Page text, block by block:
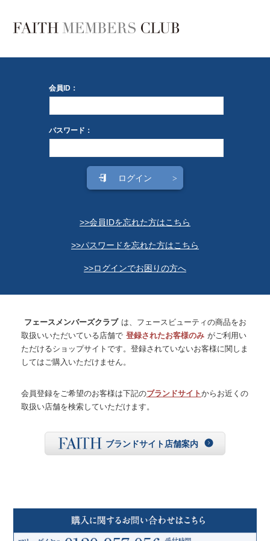
フェースメンバーズクラブ は、フェースビューティの商品をお
取扱いいただいている店舗で 登録されたお客様のみ がご利用い
ただけるショップサイトです。登録されていないお客様に関しま
してはご購入いただけません。
会員登録をご希望のお客様は下記のブランドサイトからお近くの
取扱い店舗を検索していただけます。
ブランドサイト店舗案内
会員ID：
パスワード：
>>会員IDを忘れた方はこちら
>>パスワードを忘れた方はこちら
>>ログインでお困りの方へ